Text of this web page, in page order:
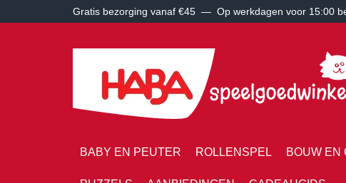
Gratis bezorging vanaf €45 — Op werkdagen voor 15:00
BABY EN PEUTER ROLLENSPEL BOUW EN